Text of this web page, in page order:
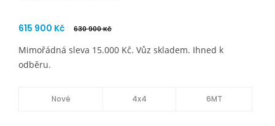
615 900 Kč 630 900 Kč
Mimořádná sleva 15.000 Kč. Vůz skladem. Ihned k
odběru.
Nové 4x4 6MT